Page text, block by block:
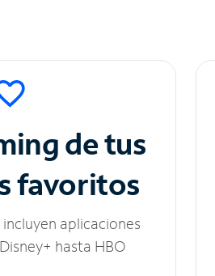
de tus
favoritos
aplicaciones
hasta HBO